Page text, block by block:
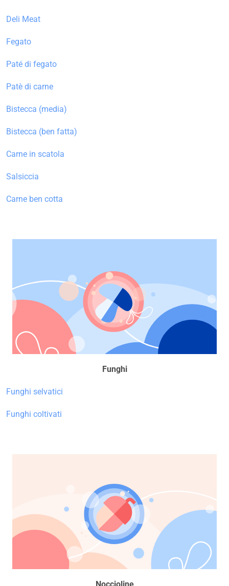
Deli Meat
Fegato
Paté di fegato
Patè di carne
Bistecca (media)
Bistecca (ben fatta)
Carne in scatola
Salsiccia
Carne ben cotta
Funghi
Funghi selvatici
Funghi coltivati
Noccioline